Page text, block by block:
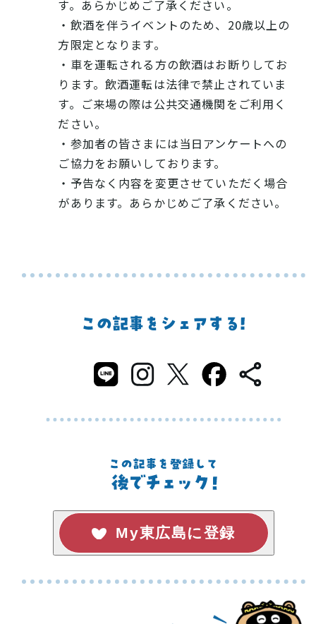
す。あらかじめご了承ください。
・飲酒を伴うイベントのため、20歳以上の
方限定となります。
・車を運転される方の飲酒はお断りしてお
ります。飲酒運転は法律で禁止されていま
す。ご来場の際は公共交通機関をご利用く
ださい。
・参加者の皆さまには当日アンケートへの
ご協力をお願いしております。
・予告なく内容を変更させていただく場合
があります。あらかじめご了承ください。
My東広島に登録